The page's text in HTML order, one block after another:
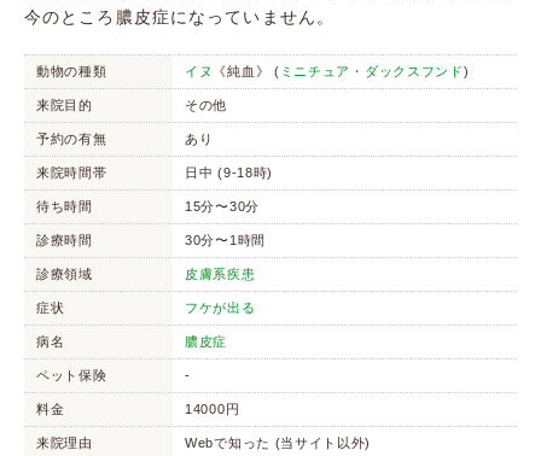
今のところ膿皮症になっていません。
動物の種類 イヌ 《純血》 ( ミニチュア・ダックスフンド)
来院目的 その他
予約の有無 あり
来院時間帯 日中 (9-18時)
待ち時間 15分〜30分
診療時間 30分〜1時間
診療領域 皮膚系疾患
症状 フケが出る
病名 膿皮症
ペット保険 -
料金 14000円
来院理由 Webで知った (当サイト以外)